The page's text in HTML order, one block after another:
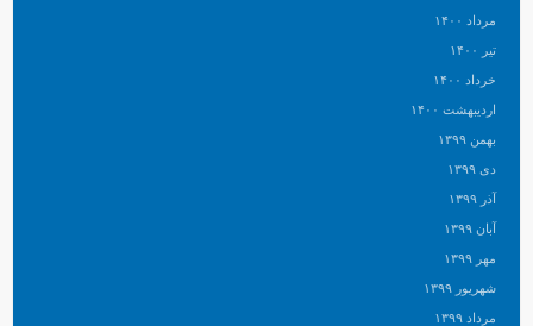
مرداد ۱۴۰۰
تیر ۱۴۰۰
خرداد ۱۴۰۰
اردیبهشت ۱۴۰۰
بهمن ۱۳۹۹
دی ۱۳۹۹
آذر ۱۳۹۹
آبان ۱۳۹۹
مهر ۱۳۹۹
شهریور ۱۳۹۹
مرداد ۱۳۹۹